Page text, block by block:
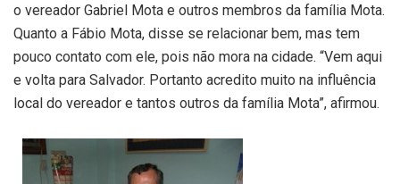
o vereador Gabriel Mota e outros membros da família Mota.
Quanto a Fábio Mota, disse se relacionar bem, mas tem
pouco contato com ele, pois não mora na cidade. “Vem aqui
e volta para Salvador. Portanto acredito muito na influência
local do vereador e tantos outros da família Mota”, afirmou.